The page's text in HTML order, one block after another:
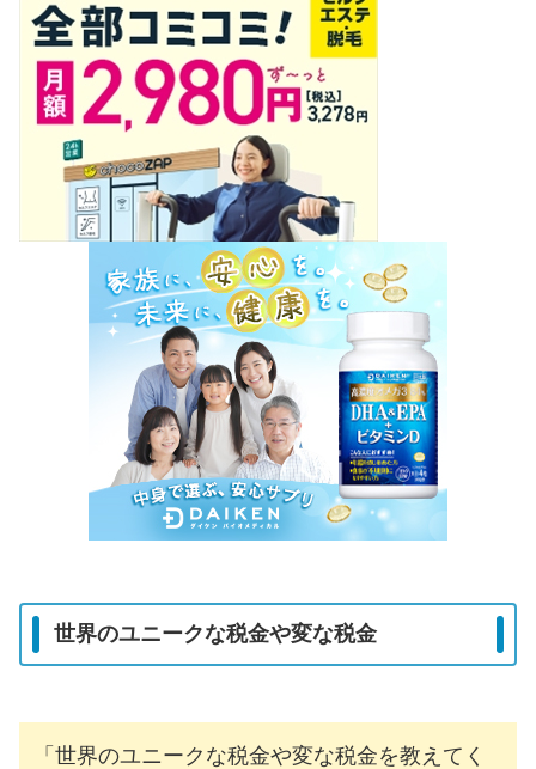
世界のユニークな税金や変な税金
「世界のユニークな税金や変な税金を教えてく